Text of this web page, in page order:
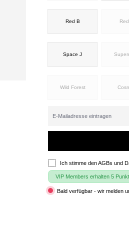
Red B
Space J
Wild Forest
Ich stimme denAGBs und
VIP Members erhalten 5
Bald verfügbar - wir melden